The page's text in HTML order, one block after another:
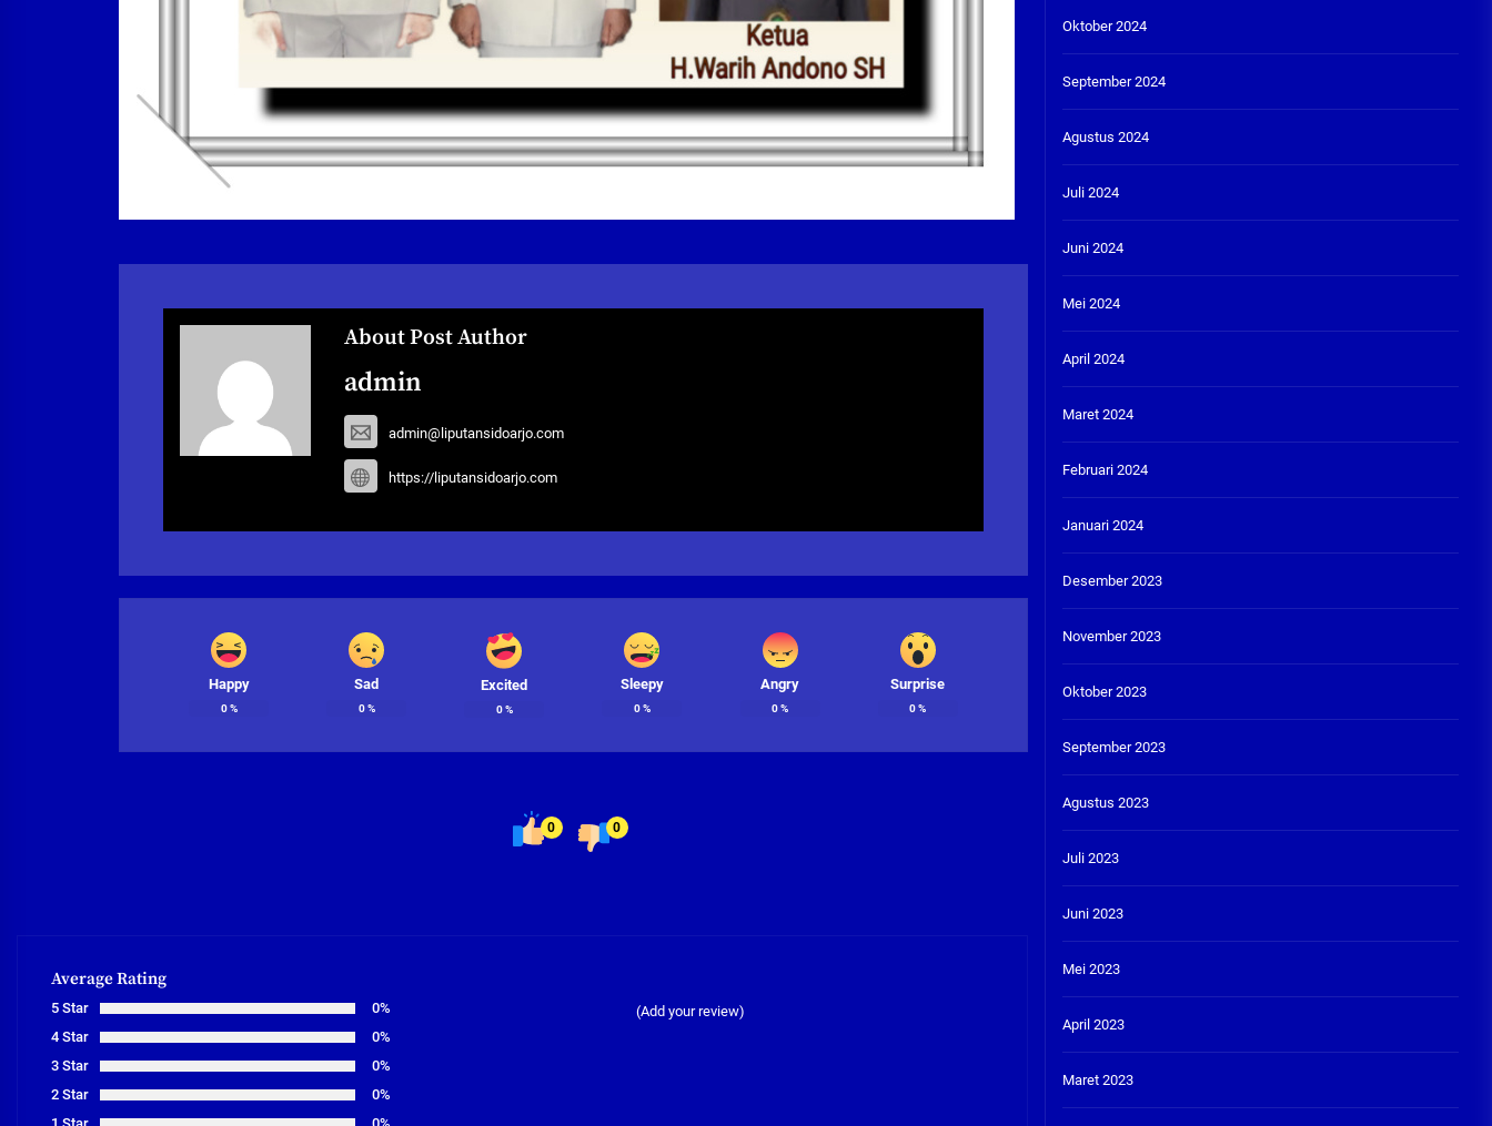
About Post Author
admin
admin@liputansidoarjo.com
https://liputansidoarjo.com
Happy
0%
Sad
0%
Excited
0%
Sleepy
0%
Angry
0%
Surprise
0%
0 0
Average Rating
5 Star
0%
4 Star
0%
3 Star
0%
2 Star
0%
(Add your review)
Oktober 2024
September 2024
Agustus 2024
Juli 2024
Juni 2024
Mei 2024
April 2024
Maret 2024
Februari 2024
Januari 2024
Desember 2023
November 2023
Oktober 2023
September 2023
Agustus 2023
Juli 2023
Juni 2023
Mei 2023
April 2023
Maret 2023